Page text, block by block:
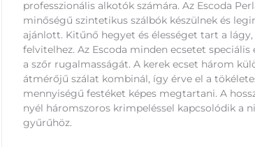
professzionális alkotók számára. Az Escoda
minőségű szintetikus szálbók készülnek és
ajánlott. Kitűnő hegyet és élességet tart a
felvitelhez. Az Escoda minden ecsetet speciális
a szőr rugalmasságát. A kerek ecset három
átmérőjű szálat kombinál, így érve el a
mennyiségű festéket képes megtartani. A
nyél háromszoros krimpeléssel kapcsolódik a
gyűrűhöz.